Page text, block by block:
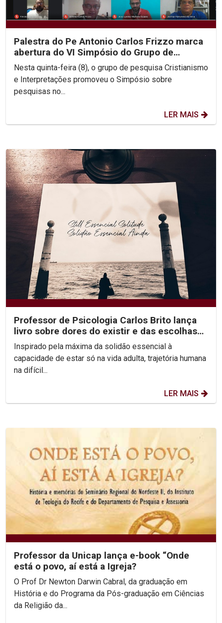
Palestra do Pe Antonio Carlos Frizzo marca
abertura do VI Simpósio do Grupo de
Pesquisa...
Nesta quinta-feira (8), o grupo de pesquisa Cristianismo
e Interpretações promoveu o Simpósio sobre
pesquisas no...
LER MAIS
Professor de Psicologia Carlos Brito lança
livro sobre dores do existir e das escolhas
difíceis...
Inspirado pela máxima da solidão essencial à
capacidade de estar só na vida adulta, trajetória humana
na difícil...
LER MAIS
Professor da Unicap lança e-book “Onde
está o povo, aí está a Igreja?
O Prof Dr Newton Darwin Cabral, da graduação em
História e do Programa da Pós-graduação em Ciências
da Religião da...